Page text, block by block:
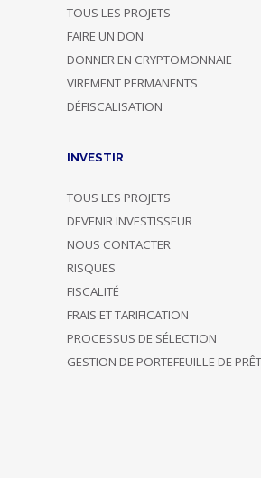
TOUS LES PROJETS
FAIRE UN DON
DONNER EN CRYPTOMONNAIE
VIREMENT PERMANENTS
DÉFISCALISATION
INVESTIR
TOUS LES PROJETS
DEVENIR INVESTISSEUR
NOUS CONTACTER
RISQUES
FISCALITÉ
FRAIS ET TARIFICATION
PROCESSUS DE SÉLECTION
GESTION DE PORTEFEUILLE DE PRÊT